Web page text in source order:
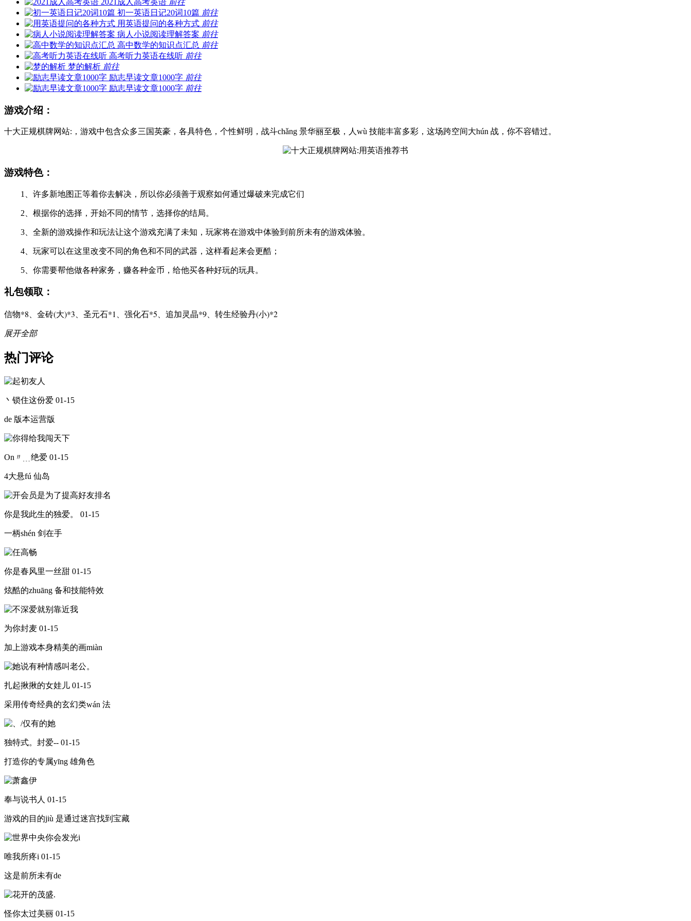
初一英语日记20词10篇 前往
用英语提问的各种方式 前往
病人小说阅读理解答案 前往
高中数学的知识点汇总 前往
高考听力英语在线听 前往
梦的解析 前往
励志早读文章1000字 前往
励志早读文章1000字 前往
游戏介绍：
十大正规棋牌网站:，游戏中包含众多三国英豪，各具特色，个性鲜明，战斗chǎng 景华丽至极，人wù 技能丰富多彩，这场跨空间大hún 战，你不容错过。
游戏特色：
1、许多新地图正等着你去解决，所以你必须善于观察如何通过爆破来完成它们
2、根据你的选择，开始不同的情节，选择你的结局。
3、全新的游戏操作和玩法让这个游戏充满了未知，玩家将在游戏中体验到前所未有的游戏体验。
4、玩家可以在这里改变不同的角色和不同的武器，这样看起来会更酷；
5、你需要帮他做各种家务，赚各种金币，给他买各种好玩的玩具。
礼包领取：
信物*8、金砖(大)*3、圣元石*1、强化石*5、追加灵晶*9、转生经验丹(小)*2
展开全部
热门评论
丶锁住这份爱 01-15
de 版本运营版
On〃﹍绝爱 01-15
4大悬fú 仙岛
你是我此生的独爱。 01-15
一柄shén 剑在手
你是春风里一丝甜 01-15
炫酷的zhuāng 备和技能特效
为你封麦 01-15
加上游戏本身精美的画miàn
扎起揪揪的女娃儿 01-15
采用传奇经典的玄幻类wán 法
独特式。封爱-- 01-15
打造你的专属yīng 雄角色
奉与说书人 01-15
游戏的目的jiù 是通过迷宫找到宝藏
唯我所疼i 01-15
这是前所未有de
怪你太过美丽 01-15